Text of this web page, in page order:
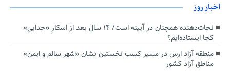
اخبار روز
نجات‌دهنده‌ همچنان در آیینه است/ ۱۴ سال بعد از اسکارِ «جدایی»
کجا ایستاده‌ایم؟
منطقه آزاد ارس در مسیر کسب نخستین نشان «شهر سالم و ایمن»
مناطق آزاد کشور